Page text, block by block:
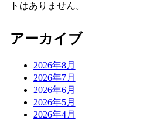
トはありません。
アーカイブ
2026年8月
2026年7月
2026年6月
2026年5月
2026年4月